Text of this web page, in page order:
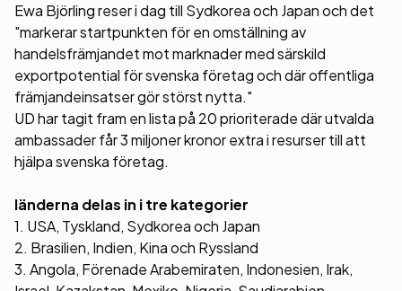
Ewa Björling reser i dag till Sydkorea och Japan och det
"markerar startpunkten för en omställning av
handelsfrämjandet mot marknader med särskild
exportpotential för svenska företag och där offentliga
främjandeinsatser gör störst nytta."
UD har tagit fram en lista på 20 prioriterade där utvalda
ambassader får 3 miljoner kronor extra i resurser till att
hjälpa svenska företag.
länderna delas in i tre kategorier
1. USA, Tyskland, Sydkorea och Japan
2. Brasilien, Indien, Kina och Ryssland
3. Angola, Förenade Arabemiraten, Indonesien, Irak,